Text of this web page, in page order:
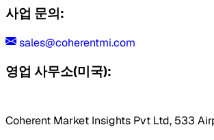
사업 문의:
sales@coherentmi.com
영업 사무소(미국):
Coherent Market Insights Pvt Ltd, 533